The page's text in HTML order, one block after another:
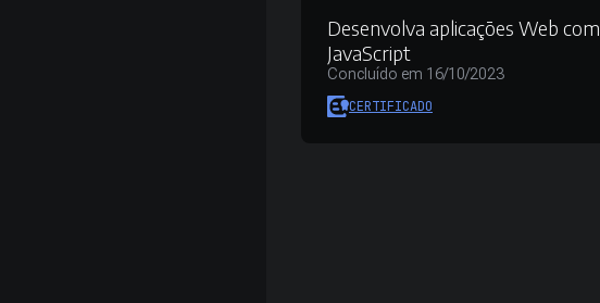
Desenvolva aplicações Web com
JavaScript
Concluído em 16/10/2023
CERTIFICADO